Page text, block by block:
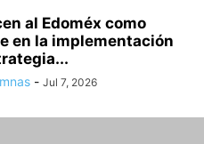
al Edoméx como
en la implementación
- Jul 7, 2026